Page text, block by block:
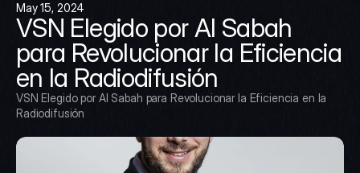
May 15, 2024
VSN Elegido por Al Sabah
para Revolucionar la Eficiencia
en la Radiodifusión
VSN Elegido por Al Sabah para Revolucionar la Eficiencia en la
Radiodifusión